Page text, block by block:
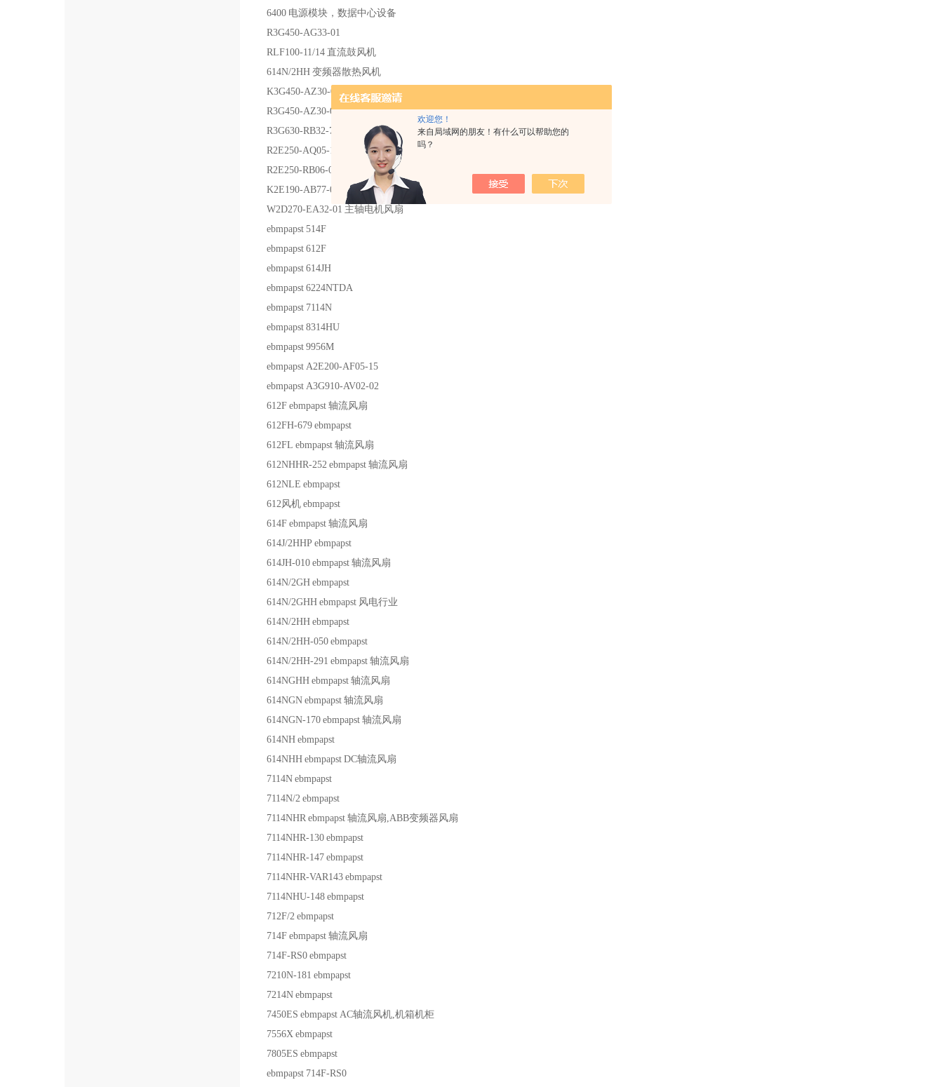
欢迎您！
来自局域网的朋友！有什么可以帮助您的
吗？
6400 电源模块，数据中心设备
R3G450-AG33-01
RLF100-11/14 直流鼓风机
614N/2HH 变频器散热风机
K3G450-AZ30-01
精密机房空调风扇
R3G450-AZ30-01
R3G630-RB32-71
艾默生精密空调
R2E250-AQ05-12
R2E250-RB06-01
曲线叶轮风机
K2E190-AB77-09
西门子变频器风扇
W2D270-EA32-01 主轴电机风扇
ebmpapst 514F
ebmpapst 612F
ebmpapst 614JH
ebmpapst 6224NTDA
ebmpapst 7114N
ebmpapst 8314HU
ebmpapst 9956M
ebmpapst A2E200-AF05-15
ebmpapst A3G910-AV02-02
612F ebmpapst 轴流风扇
612FH-679 ebmpapst
612FL ebmpapst 轴流风扇
612NHHR-252 ebmpapst 轴流风扇
612NLE ebmpapst
612风机 ebmpapst
614F ebmpapst 轴流风扇
614J/2HHP ebmpapst
614JH-010 ebmpapst 轴流风扇
614N/2GH ebmpapst
614N/2GHH ebmpapst 风电行业
614N/2HH ebmpapst
614N/2HH-050 ebmpapst
614N/2HH-291 ebmpapst 轴流风扇
614NGHH ebmpapst 轴流风扇
614NGN ebmpapst 轴流风扇
614NGN-170 ebmpapst 轴流风扇
614NH ebmpapst
614NHH ebmpapst DC轴流风扇
7114N ebmpapst
7114N/2 ebmpapst
7114NHR ebmpapst 轴流风扇,ABB变频器风扇
7114NHR-130 ebmpapst
7114NHR-147 ebmpapst
7114NHR-VAR143 ebmpapst
7114NHU-148 ebmpapst
712F/2 ebmpapst
714F ebmpapst 轴流风扇
714F-RS0 ebmpapst
7210N-181 ebmpapst
7214N ebmpapst
7450ES ebmpapst AC轴流风机,机箱机柜
7556X ebmpapst
7805ES ebmpapst
ebmpapst 714F-RS0